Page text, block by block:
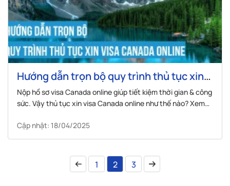
Hướng dẫn trọn bộ quy trình thủ tục xin
visa Canada Online
Nộp hồ sơ visa Canada online giúp tiết kiệm thời gian & công
sức. Vậy thủ tục xin visa Canada online như thế nào? Xem
Cập nhật: 18/04/2025
1 2 3